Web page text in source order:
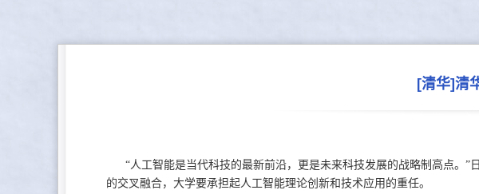
[清华]清
“人工智能是当代科技的最新前沿，更是未来科技发展的战略制高点。
的交叉融合，大学要承担起人工智能理论创新和技术应用的重任。